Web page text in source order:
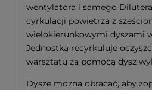
wentylatora i samego
cyrkulacji powietrza z
wielokierunkowymi dyszami
Jednostka recyrkuluje
warsztatu za pomocą dysz
Dysze można obracać, aby